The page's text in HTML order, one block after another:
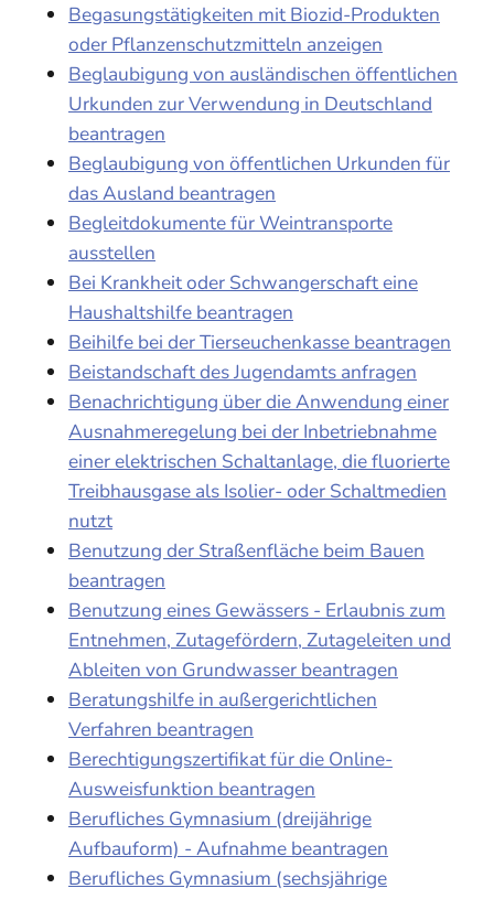
Begasungstätigkeiten mit Biozid-Produkten
oder Pflanzenschutzmitteln anzeigen
Beglaubigung von ausländischen öffentlichen
Urkunden zur Verwendung in Deutschland
beantragen
Beglaubigung von öffentlichen Urkunden für
das Ausland beantragen
Begleitdokumente für Weintransporte
ausstellen
Bei Krankheit oder Schwangerschaft eine
Haushaltshilfe beantragen
Beihilfe bei der Tierseuchenkasse beantragen
Beistandschaft des Jugendamts anfragen
Benachrichtigung über die Anwendung einer
Ausnahmeregelung bei der Inbetriebnahme
einer elektrischen Schaltanlage, die fluorierte
Treibhausgase als Isolier- oder Schaltmedien
nutzt
Benutzung der Straßenfläche beim Bauen
beantragen
Benutzung eines Gewässers - Erlaubnis zum
Entnehmen, Zutagefördern, Zutageleiten und
Ableiten von Grundwasser beantragen
Beratungshilfe in außergerichtlichen
Verfahren beantragen
Berechtigungszertifikat für die Online-
Ausweisfunktion beantragen
Berufliches Gymnasium (dreijährige
Aufbauform) - Aufnahme beantragen
Berufliches Gymnasium (sechsjährige